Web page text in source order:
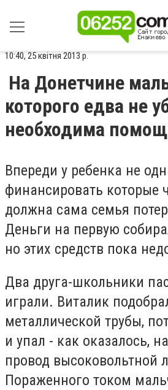
10:40, 25 квітня 2013 р.
На Донетчине
которого едва не
необходима
Впереди у ребенка не
финансировать которые
должна сама семья
Деньги на первую
но этих средств пока
Два друга-школьники
играли. Виталик
металлической трубы,
и упал - как оказалось,
провод высоковольтной
Пораженного током